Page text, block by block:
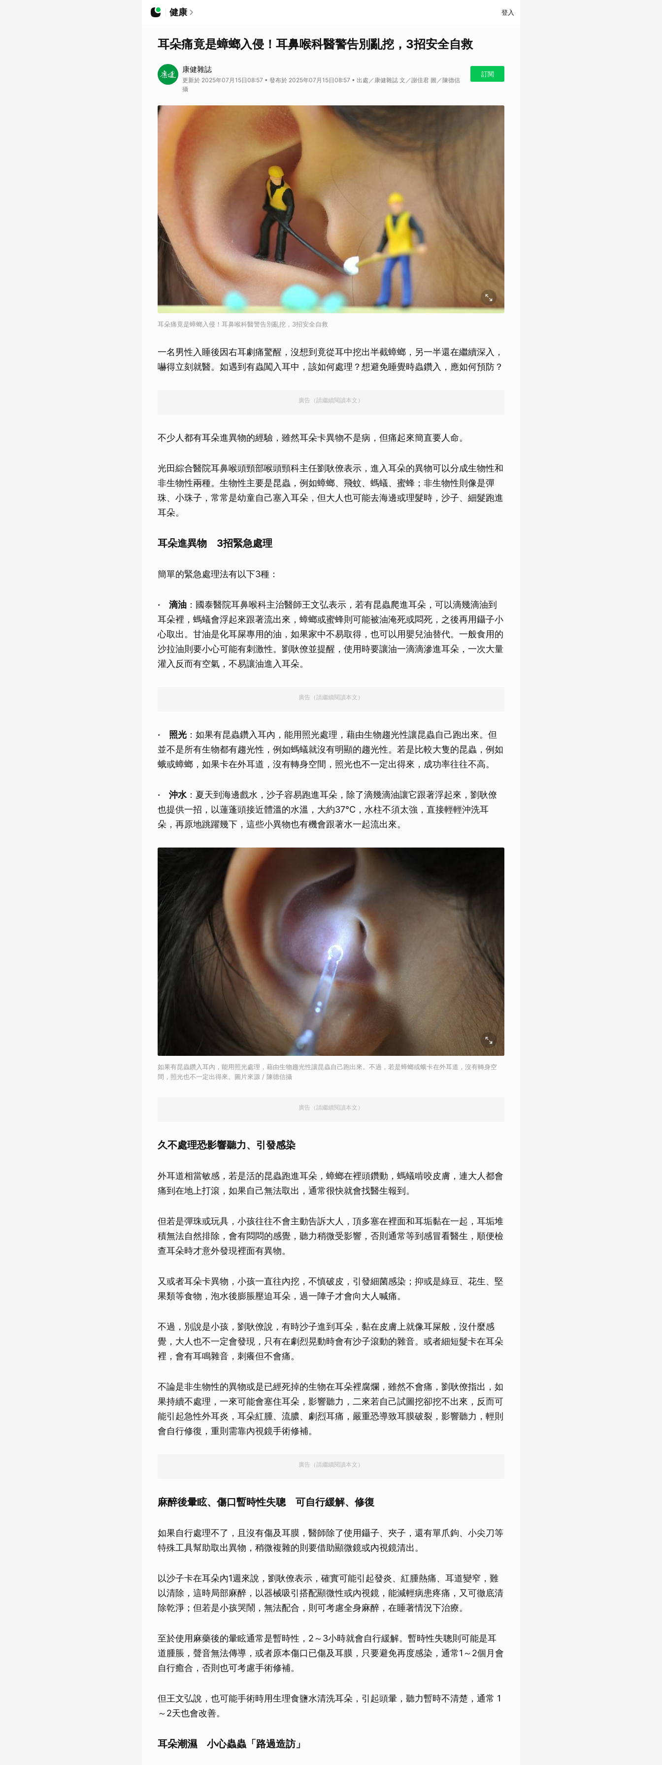
健康 登入
耳朵痛竟是蟑螂入侵！耳鼻喉科醫警告別亂挖，3招安全自救
康健雜誌
更新於 2025年07月15日08:57 • 發布於 2025年07月15日08:57 • 出處／康健雜誌 文／謝佳君 圖／陳德信
攝
訂閱
耳朵痛竟是蟑螂入侵！耳鼻喉科醫警告別亂挖，3招安全自救
一名男性入睡後因右耳劇痛驚醒，沒想到竟從耳中挖出半截蟑螂，另一半還在繼續深入，
嚇得立刻就醫。如遇到有蟲闖入耳中，該如何處理？想避免睡覺時蟲鑽入，應如何預防？
廣告（請繼續閱讀本文）
不少人都有耳朵進異物的經驗，雖然耳朵卡異物不是病，但痛起來簡直要人命。
光田綜合醫院耳鼻喉頭頸部喉頭頸科主任劉耿僚表示，進入耳朵的異物可以分成生物性和
非生物性兩種。生物性主要是昆蟲，例如蟑螂、飛蚊、螞蟻、蜜蜂；非生物性則像是彈
珠、小珠子，常常是幼童自己塞入耳朵，但大人也可能去海邊或理髮時，沙子、細髮跑進
耳朵。
耳朵進異物 3招緊急處理
簡單的緊急處理法有以下3種：
‧ 滴油 ：國泰醫院耳鼻喉科主治醫師王文弘表示，若有昆蟲爬進耳朵，可以滴幾滴油到
耳朵裡，螞蟻會浮起來跟著流出來，蟑螂或蜜蜂則可能被油淹死或悶死，之後再用鑷子小
心取出。甘油是化耳屎專用的油，如果家中不易取得，也可以用嬰兒油替代。一般食用的
沙拉油則要小心可能有刺激性。劉耿僚並提醒，使用時要讓油一滴滴滲進耳朵，一次大量
灌入反而有空氣，不易讓油進入耳朵。
廣告（請繼續閱讀本文）
‧ 照光 ：如果有昆蟲鑽入耳內，能用照光處理，藉由生物趨光性讓昆蟲自己跑出來。但
並不是所有生物都有趨光性，例如螞蟻就沒有明顯的趨光性。若是比較大隻的昆蟲，例如
蛾或蟑螂，如果卡在外耳道，沒有轉身空間，照光也不一定出得來，成功率往往不高。
‧ 沖水：夏天到海邊戲水，沙子容易跑進耳朵，除了滴幾滴油讓它跟著浮起來，劉耿僚
也提供一招，以蓮蓬頭接近體溫的水溫，大約37°C，水柱不須太強，直接輕輕沖洗耳
朵，再原地跳躍幾下，這些小異物也有機會跟著水一起流出來。
如果有昆蟲鑽入耳內，能用照光處理，藉由生物趨光性讓昆蟲自己跑出來。不過，若是蟑螂或蛾卡在外耳道，沒有轉身空
間，照光也不一定出得來。圖片來源 / 陳德信攝
廣告（請繼續閱讀本文）
久不處理恐影響聽力、引發感染
外耳道相當敏感，若是活的昆蟲跑進耳朵，蟑螂在裡頭鑽動，螞蟻啃咬皮膚，連大人都會
痛到在地上打滾，如果自己無法取出，通常很快就會找醫生報到。
但若是彈珠或玩具，小孩往往不會主動告訴大人，頂多塞在裡面和耳垢黏在一起，耳垢堆
積無法自然排除，會有悶悶的感覺，聽力稍微受影響，否則通常等到感冒看醫生，順便檢
查耳朵時才意外發現裡面有異物。
又或者耳朵卡異物，小孩一直往內挖，不慎破皮，引發細菌感染；抑或是綠豆、花生、堅
果類等食物，泡水後膨脹壓迫耳朵，過一陣子才會向大人喊痛。
不過，別說是小孩，劉耿僚說，有時沙子進到耳朵，黏在皮膚上就像耳屎般，沒什麼感
覺，大人也不一定會發現，只有在劇烈晃動時會有沙子滾動的雜音。或者細短髮卡在耳朵
裡，會有耳鳴雜音，刺癢但不會痛。
不論是非生物性的異物或是已經死掉的生物在耳朵裡腐爛，雖然不會痛，劉耿僚指出，如
果持續不處理，一來可能會塞住耳朵，影響聽力，二來若自己試圖挖卻挖不出來，反而可
能引起急性外耳炎，耳朵紅腫、流膿、劇烈耳痛，嚴重恐導致耳膜破裂，影響聽力，輕則
會自行修復，重則需靠內視鏡手術修補。
廣告（請繼續閱讀本文）
麻醉後暈眩、傷口暫時性失聰 可自行緩解、修復
如果自行處理不了，且沒有傷及耳膜，醫師除了使用鑷子、夾子，還有單爪鉤、小尖刀等
特殊工具幫助取出異物，稍微複雜的則要借助顯微鏡或內視鏡清出。
以沙子卡在耳朵內1週來說，劉耿僚表示，確實可能引起發炎、紅腫熱痛、耳道變窄，難
以清除，這時局部麻醉，以器械吸引搭配顯微性或內視鏡，能減輕病患疼痛，又可徹底清
除乾淨；但若是小孩哭鬧，無法配合，則可考慮全身麻醉，在睡著情況下治療。
至於使用麻藥後的暈眩通常是暫時性，2～3小時就會自行緩解。暫時性失聰則可能是耳
道腫脹，聲音無法傳導，或者原本傷口已傷及耳膜，只要避免再度感染，通常1～2個月會
自行癒合，否則也可考慮手術修補。
但王文弘說，也可能手術時用生理食鹽水清洗耳朵，引起頭暈，聽力暫時不清楚，通常 1
～2天也會改善。
耳朵潮濕 小心蟲蟲「路過造訪」
取消